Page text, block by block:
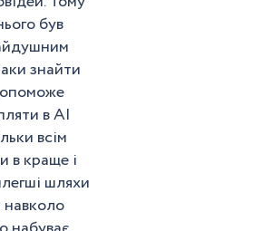
був
знайти
в АІ
всім
в краще і
шляхи
навколо